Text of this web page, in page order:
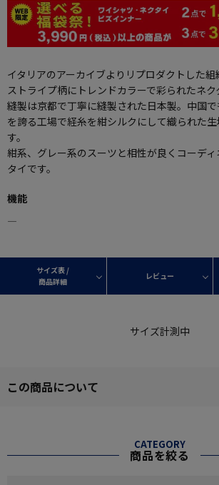
イタリアのアーカイブよりリプロダクトした
ストライプ柄にトレンドカラーで彩られたネク
縫製は京都で丁寧に縫製された日本製。中国
を誇る工場で経糸を紺シルクにして織られた
す。
紺系、グレー系のスーツと相性が良くコーデ
タイです。
機能
―
サイズ表 /
商品詳細
レビュー
サイズ計測中
この商品について
CATEGORY
商品を絞る